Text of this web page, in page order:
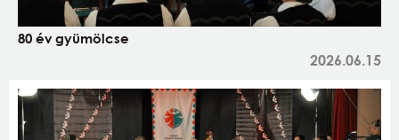
80 év gyümölcse
2026.06.15